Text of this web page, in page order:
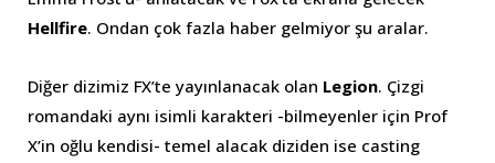
Hellfire. Ondan çok fazla haber gelmiyor şu aralar.
Diğer dizimiz FX’te yayınlanacak olan Legion. Çizgi
romandaki aynı isimli karakteri -bilmeyenler için Prof
X’in oğlu kendisi- temel alacak diziden ise casting